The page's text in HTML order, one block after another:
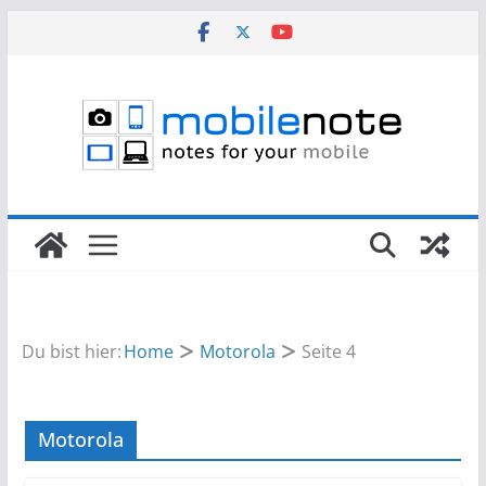
Du bist hier:Home Motorola Seite 4
Motorola